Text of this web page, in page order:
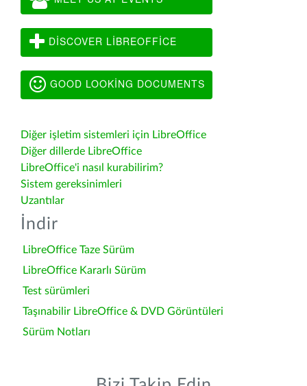
DISCOVER LIBREOFFICE
GOOD LOOKING DOCUMENTS
Diğer işletim sistemleri için LibreOffice
Diğer dillerde LibreOffice
LibreOffice'i nasıl kurabilirim?
Sistem gereksinimleri
Uzantılar
İndir
LibreOffice Taze Sürüm
LibreOffice Kararlı Sürüm
Test sürümleri
Taşınabilir LibreOffice & DVD Görüntüleri
Sürüm Notları